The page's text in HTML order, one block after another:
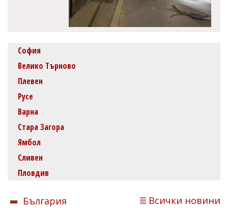
София
Велико Търново
Плевен
Русе
Варна
Стара Загора
Ямбол
Сливен
Пловдив
България Всички новини